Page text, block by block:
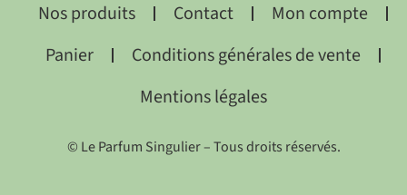
Nos produits
Contact
Mon compte
Panier
Conditions générales de vente
Mentions légales
© Le Parfum Singulier – Tous droits réservés.